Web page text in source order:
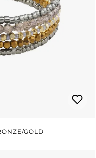
GOLD